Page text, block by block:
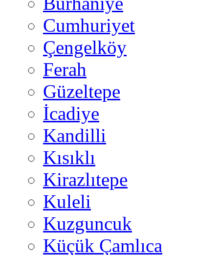
Cumhuriyet
Çengelköy
Ferah
Güzeltepe
İcadiye
Kandilli
Kısıklı
Kirazlıtepe
Kuleli
Kuzguncuk
Küçük Çamlıca